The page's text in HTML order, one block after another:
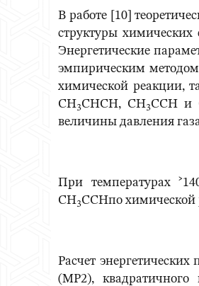
В работе [10]
структуры
Энергетические
эмпирическим методом
химической реакции,
CH3CHCH, CH3CCH и
величины давления
При температурах
CH3CCHпо химической
Расчет
(MP2),